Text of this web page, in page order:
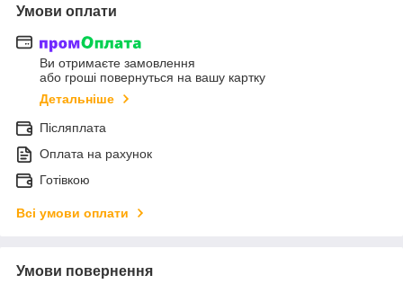
Умови оплати
Ви отримаєте замовлення
або гроші повернуться на вашу картку
Детальніше
Післяплата
Оплата на рахунок
Готівкою
Всі умови оплати
Умови повернення